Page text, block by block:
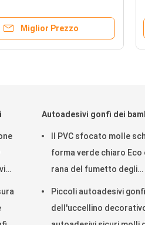
Miglior Prezzo
Autoadesivi gonfi dei
Il PVC sfocato molle
forma verde chiaro Eco
rana del fumetto degli
Piccoli autoadesivi gonfi
dell'uccellino